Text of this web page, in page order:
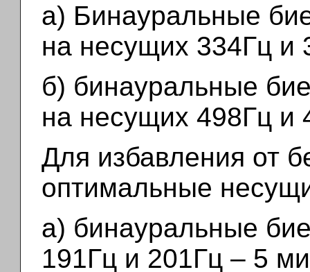
а) Бинауральные
на несущих 334Гц и
б) бинауральные
на несущих 498Гц и
Для избавления от
оптимальные
а) бинауральные
191Гц и 201Гц – 5